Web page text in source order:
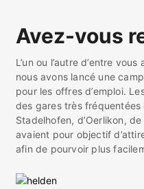
Avez-vous
L’un ou l’autre d’entre
nous avons lancé une
pour les offres d’emploi.
des gares très fréquentées
Stadelhofen, d’Oerlikon,
avaient pour objectif
afin de pourvoir plus